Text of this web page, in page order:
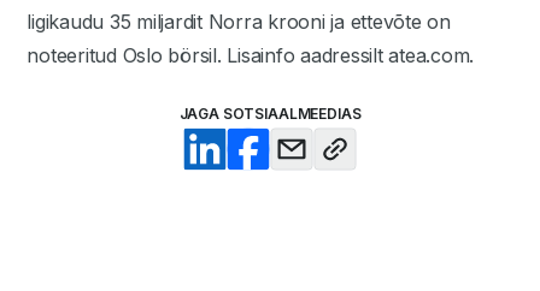
ligikaudu 35 miljardit Norra krooni ja ettevõte on
noteeritud Oslo börsil. Lisainfo aadressilt atea.com.
JAGA SOTSIAALMEEDIAS